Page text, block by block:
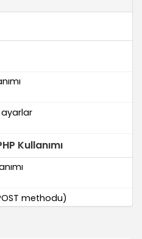
Kullanımı
methodu)